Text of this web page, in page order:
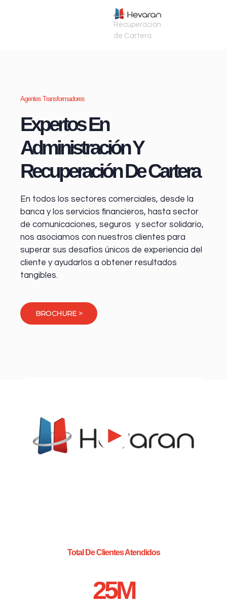
Recuperación
de Cartera
Agentes Transformadores
Expertos En
Administración Y
Recuperación De Cartera
En todos los sectores comerciales, desde la
banca y los servicios financieros, hasta sector
de comunicaciones, seguros y sector solidario,
nos asociamos con nuestros clientes para
superar sus desafíos únicos de experiencia del
cliente y ayudarlos a obtener resultados
tangibles.
BROCHURE >
Total De Clientes Atendidos
25M